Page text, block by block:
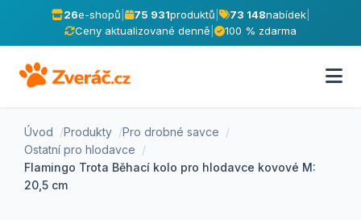
26e-shopů 75 931produktů 73 148nabídek|
Ceny aktualizované denně
100 % zdarma
Úvod Produkty
Pro drobné savce
Ostatní pro hlodavce
Flamingo Trota Běhací kolo pro hlodavce kovové M:
20,5 cm